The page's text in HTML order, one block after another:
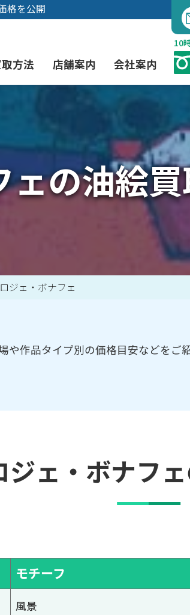
容
キ
ッ
プ
格を公開
よくあるご質問
instagram
現代アート買取
茶道具買取
方法
出張買取（無料）
業者間オークション出品代行
店舗案内 会社案内
10
ェの油絵
ロジェ・ボナフェ
や作品タイプ別の価格目安などをご
ジェ・ボナフ
モチーフ
風景